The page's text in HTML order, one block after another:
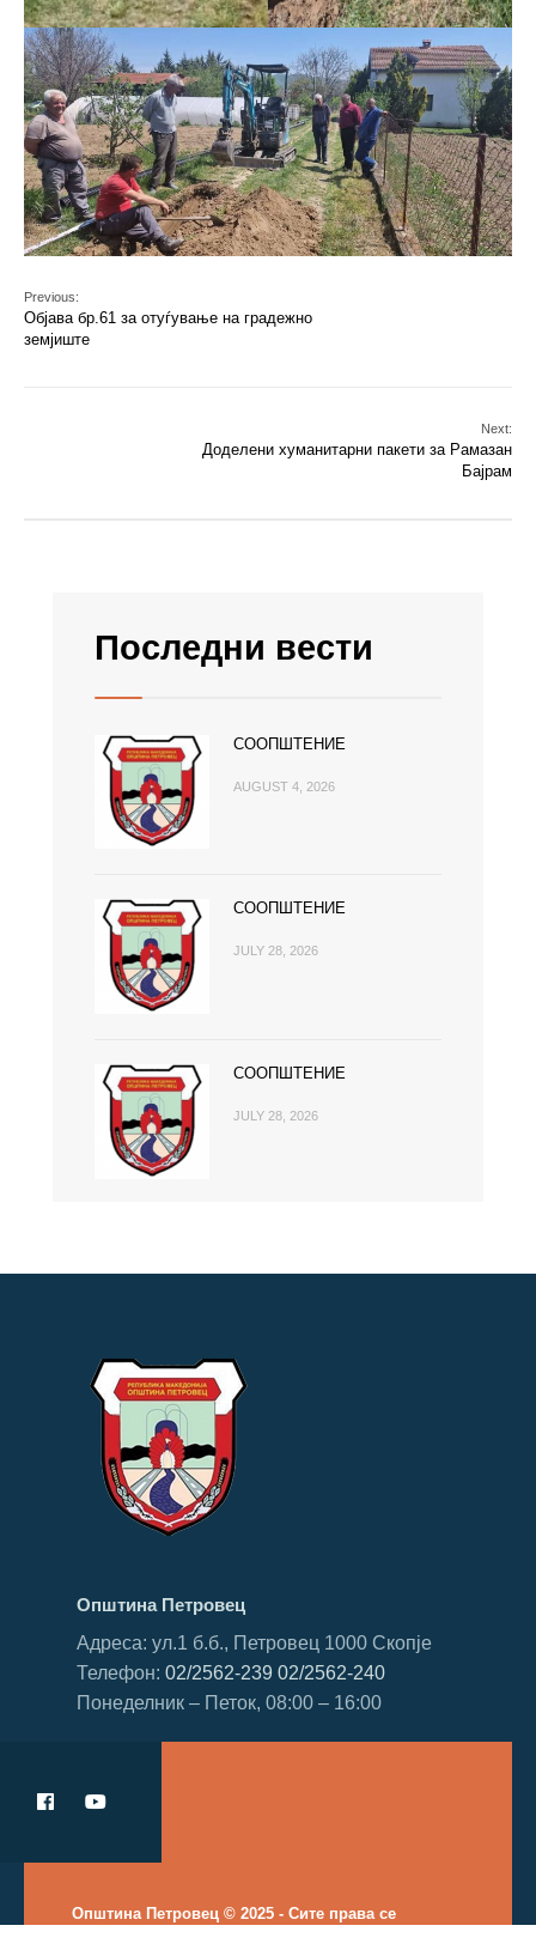
Previous:
Објава бр.61 за отуѓување на градежно
земјиште
Next:
Доделени хуманитарни пакети за Рамазан
Бајрам
Последни вести
СООПШТЕНИЕ
AUGUST 4, 2026
СООПШТЕНИЕ
JULY 28, 2026
СООПШТЕНИЕ
JULY 28, 2026
Општина Петровец
Адреса: ул.1 б.б., Петровец 1000 Скопје
Телефон: 02/2562-239 02/2562-240
Понеделник – Петок, 08:00 – 16:00
Општина Петровец © 2025 - Сите права се